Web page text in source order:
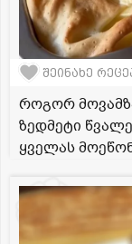
შეინახე
როგორ
ზედმეტი
ყველას